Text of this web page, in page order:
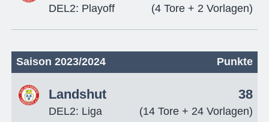
DEL2: Playoff (4 Tore + 2 Vorlagen)
Saison 2023/2024 Punkte
Landshut
DEL2: Liga
38
(14 Tore + 24 Vorlagen)